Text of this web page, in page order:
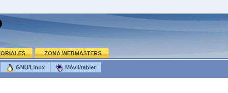
ZONA WEBMASTERS
GNU/Linux Móvil/tablet